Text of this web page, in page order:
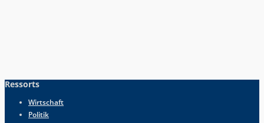
Ressorts
Wirtschaft
Politik